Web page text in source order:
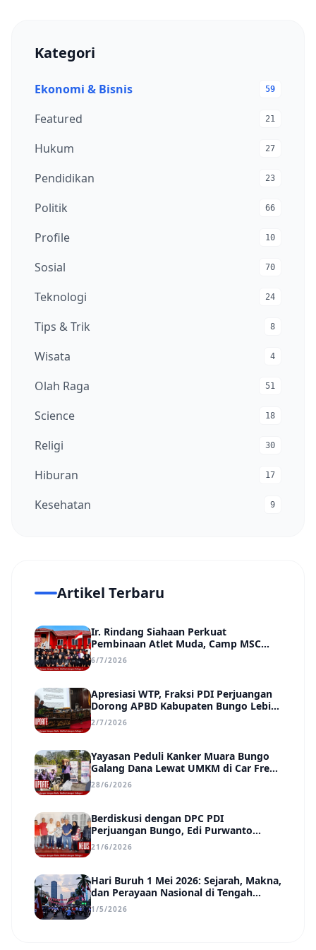
Kategori
Ekonomi & Bisnis 59
Featured 21
Hukum 27
Pendidikan 23
Politik 66
Profile 10
Sosial 70
Teknologi 24
Tips & Trik 8
Wisata 4
Olah Raga 51
Science 18
Religi 30
Hiburan 17
Kesehatan 9
Artikel Terbaru
Ir. Rindang Siahaan Perkuat
Pembinaan Atlet Muda, Camp MSC
Siapkan Generasi Juara Hadapi
Kejuaraan Regional hingga Nasional
6/7/2026
Apresiasi WTP, Fraksi PDI Perjuangan
Dorong APBD Kabupaten Bungo Lebih
Efektif, Transparan, dan Berdampak
2/7/2026
Yayasan Peduli Kanker Muara Bungo
Galang Dana Lewat UMKM di Car Free
Day, Ir. Rindang Siahaan Beri Apresiasi
28/6/2026
Berdiskusi dengan DPC PDI
Perjuangan Bungo, Edi Purwanto
Uraikan Poin-Poin Urgensi yang Perlu
Disadari Pemimpin Daerah
21/6/2026
Hari Buruh 1 Mei 2026: Sejarah, Makna,
dan Perayaan Nasional di Tengah
Tantangan Era Digital
1/5/2026